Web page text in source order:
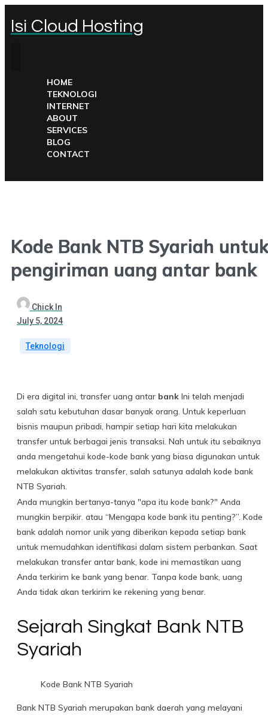
Isi Cloud Hosting
HOME
TEKNOLOGI
INTERNET
ABOUT
SERVICES
BLOG
CONTACT
Kode Bank NTB Syariah
pengiriman uang antar bank
Chick In
July 5, 2024
Teknologi
Di era digital ini, transfer uang antar bank Ini telah menjadi
salah satu kebutuhan dasar banyak orang. Untuk keperluan
bisnis maupun pribadi, hampir setiap hari kita melakukan
transfer untuk berbagai jenis transaksi. Nah untuk itu sebaiknya
anda mengetahui kode-kode bank yang biasa digunakan untuk
melakukan aktivitas transfer, salah satunya adalah kode bank
NTB Syariah.
Anda mungkin bertanya-tanya "apa itu kode bank?" Anda
mungkin berpikir. atau “Mengapa kode bank itu penting?”. Kode
bank adalah nomor unik yang diberikan kepada setiap bank
untuk memudahkan identifikasi dalam sistem perbankan. Saat
melakukan transfer antar bank, kode ini memastikan uang
Anda terkirim ke bank yang benar. Tanpa kode bank, uang
Anda tidak akan terkirim ke rekening yang benar.
Sejarah Singkat Bank NTB
Syariah
Kode Bank NTB Syariah
Bank NTB Syariah merupakan bank daerah yang melayani